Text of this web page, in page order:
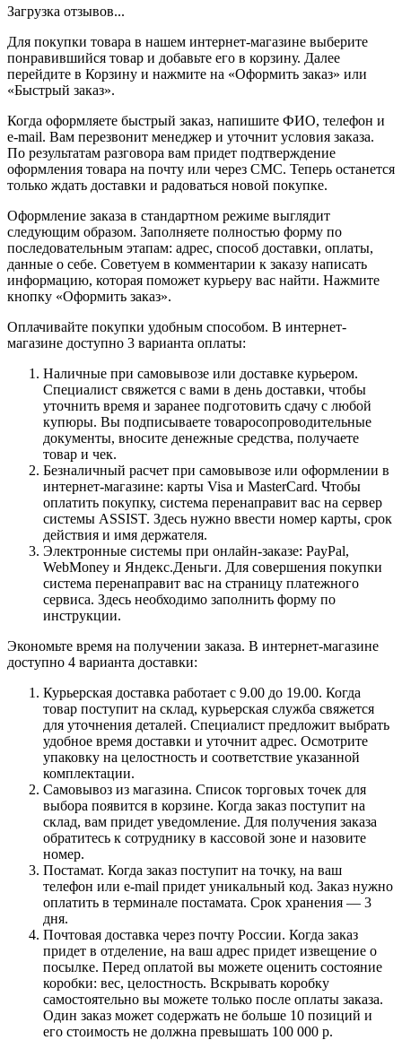
Загрузка отзывов...
Для покупки товара в нашем интернет-магазине выберите
понравившийся товар и добавьте его в корзину. Далее
перейдите в Корзину и нажмите на «Оформить заказ» или
«Быстрый заказ».
Когда оформляете быстрый заказ, напишите ФИО, телефон и
e-mail. Вам перезвонит менеджер и уточнит условия заказа.
По результатам разговора вам придет подтверждение
оформления товара на почту или через СМС. Теперь останется
только ждать доставки и радоваться новой покупке.
Оформление заказа в стандартном режиме выглядит
следующим образом. Заполняете полностью форму по
последовательным этапам: адрес, способ доставки, оплаты,
данные о себе. Советуем в комментарии к заказу написать
информацию, которая поможет курьеру вас найти. Нажмите
кнопку «Оформить заказ».
Оплачивайте покупки удобным способом. В интернет-
магазине доступно 3 варианта оплаты:
Наличные при самовывозе или доставке курьером.
Специалист свяжется с вами в день доставки, чтобы
уточнить время и заранее подготовить сдачу с любой
купюры. Вы подписываете товаросопроводительные
документы, вносите денежные средства, получаете
товар и чек.
Безналичный расчет при самовывозе или оформлении в
интернет-магазине: карты Visa и MasterCard. Чтобы
оплатить покупку, система перенаправит вас на сервер
системы ASSIST. Здесь нужно ввести номер карты, срок
действия и имя держателя.
Электронные системы при онлайн-заказе: PayPal,
WebMoney и Яндекс.Деньги. Для совершения покупки
система перенаправит вас на страницу платежного
сервиса. Здесь необходимо заполнить форму по
инструкции.
Экономьте время на получении заказа. В интернет-магазине
доступно 4 варианта доставки:
Курьерская доставка работает с 9.00 до 19.00. Когда
товар поступит на склад, курьерская служба свяжется
для уточнения деталей. Специалист предложит выбрать
удобное время доставки и уточнит адрес. Осмотрите
упаковку на целостность и соответствие указанной
комплектации.
Самовывоз из магазина. Список торговых точек для
выбора появится в корзине. Когда заказ поступит на
склад, вам придет уведомление. Для получения заказа
обратитесь к сотруднику в кассовой зоне и назовите
номер.
Постамат. Когда заказ поступит на точку, на ваш
телефон или e-mail придет уникальный код. Заказ нужно
оплатить в терминале постамата. Срок хранения — 3
дня.
Почтовая доставка через почту России. Когда заказ
придет в отделение, на ваш адрес придет извещение о
посылке. Перед оплатой вы можете оценить состояние
коробки: вес, целостность. Вскрывать коробку
самостоятельно вы можете только после оплаты заказа.
Один заказ может содержать не больше 10 позиций и
его стоимость не должна превышать 100 000 р.